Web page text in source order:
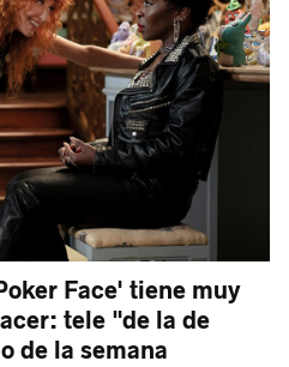
Face' tiene muy
tele "de la de
de la semana